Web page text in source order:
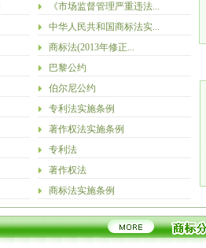
《市场监督管理严重违法...
中华人民共和国商标法实...
商标法(2013年修正...
巴黎公约
伯尔尼公约
专利法实施条例
著作权法实施条例
专利法
著作权法
商标法实施条例